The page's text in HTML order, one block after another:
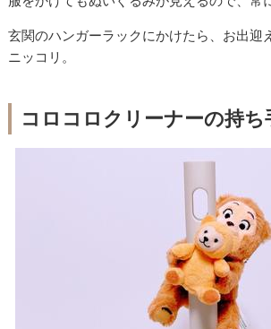
玄関のハンガーラックにかけたら、お出迎
ニッコリ。
コロコロクリーナーの持ち